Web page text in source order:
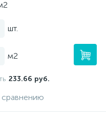
шт.
м2
233.66 руб.
сравнению